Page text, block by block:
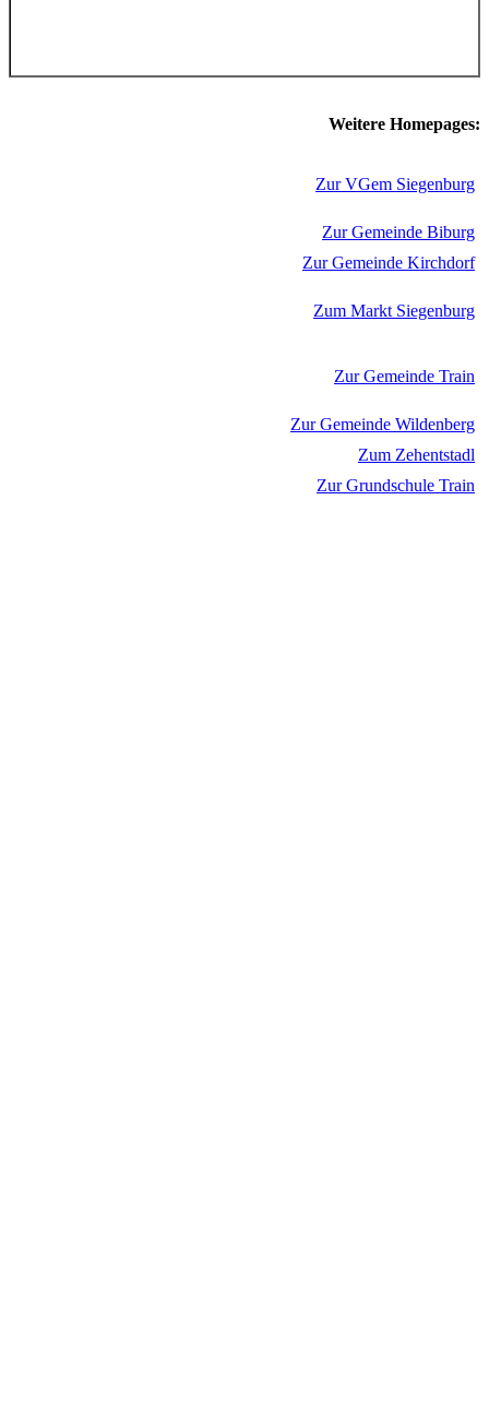
Weitere Homepages:
Zur VGem Siegenburg
Zur Gemeinde Biburg
Zur Gemeinde Kirchdorf
Zum Markt Siegenburg
Zur Gemeinde Train
Zur Gemeinde Wildenberg
Zum Zehentstadl
Zur Grundschule Train